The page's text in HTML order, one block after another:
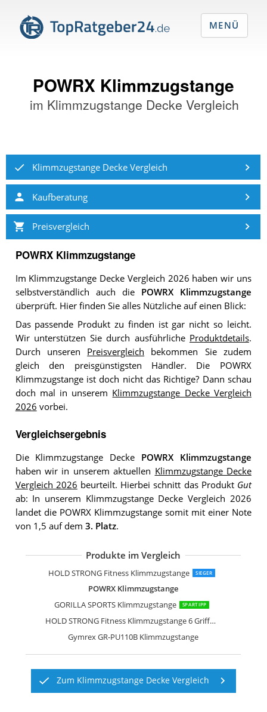
POWRX Klimmzugstange
im Klimmzugstange Decke Vergleich
Klimmzugstange Decke Vergleich
Kaufberatung
Preisvergleich
POWRX Klimmzugstange
Im Klimmzugstange Decke Vergleich 2026 haben wir uns
selbstverständlich auch die POWRX Klimmzugstange
überprüft. Hier finden Sie alles Nützliche auf einen Blick:
Das passende Produkt zu finden ist gar nicht so leicht.
Wir unterstützen Sie durch ausführliche Produktdetails.
Durch unseren Preisvergleich bekommen Sie zudem
gleich den preisgünstigsten Händler. Die POWRX
Klimmzugstange ist doch nicht das Richtige? Dann schau
doch mal in unserem Klimmzugstange Decke Vergleich
2026 vorbei.
Vergleichsergebnis
Die Klimmzugstange Decke POWRX Klimmzugstange
haben wir in unserem aktuellen Klimmzugstange Decke
Vergleich 2026 beurteilt. Hierbei schnitt das Produkt Gut
ab: In unserem Klimmzugstange Decke Vergleich 2026
landet die POWRX Klimmzugstange somit mit einer Note
von 1,5 auf dem 3. Platz.
Produkte im Vergleich
HOLD STRONG Fitness Klimmzugstange SIEGER
POWRX Klimmzugstange
GORILLA SPORTS Klimmzugstange
SPARTIPP
HOLD STRONG Fitness Klimmzugstange 6 Griffweiten
Gymrex GR-PU110B Klimmzugstange
Zum Klimmzugstange Decke Vergleich
MENÜ